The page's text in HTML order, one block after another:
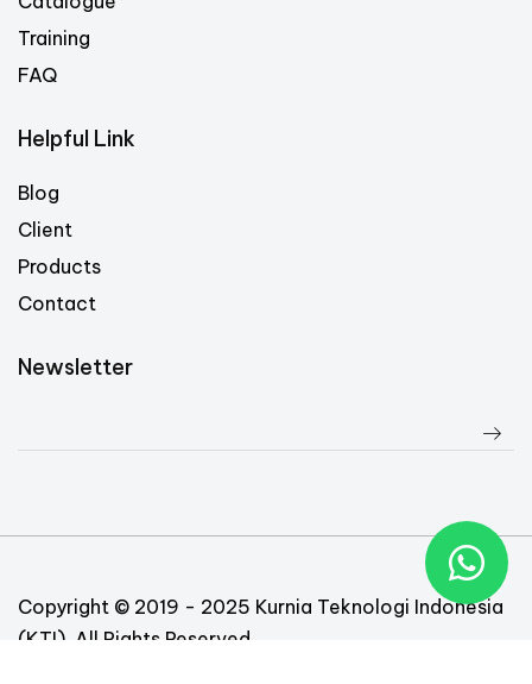
Training
FAQ
Helpful Link
Blog
Client
Products
Contact
Newsletter
Copyright © 2019 - 2025 Kurnia Teknologi Indonesia
(KTI). All Rights Reserved